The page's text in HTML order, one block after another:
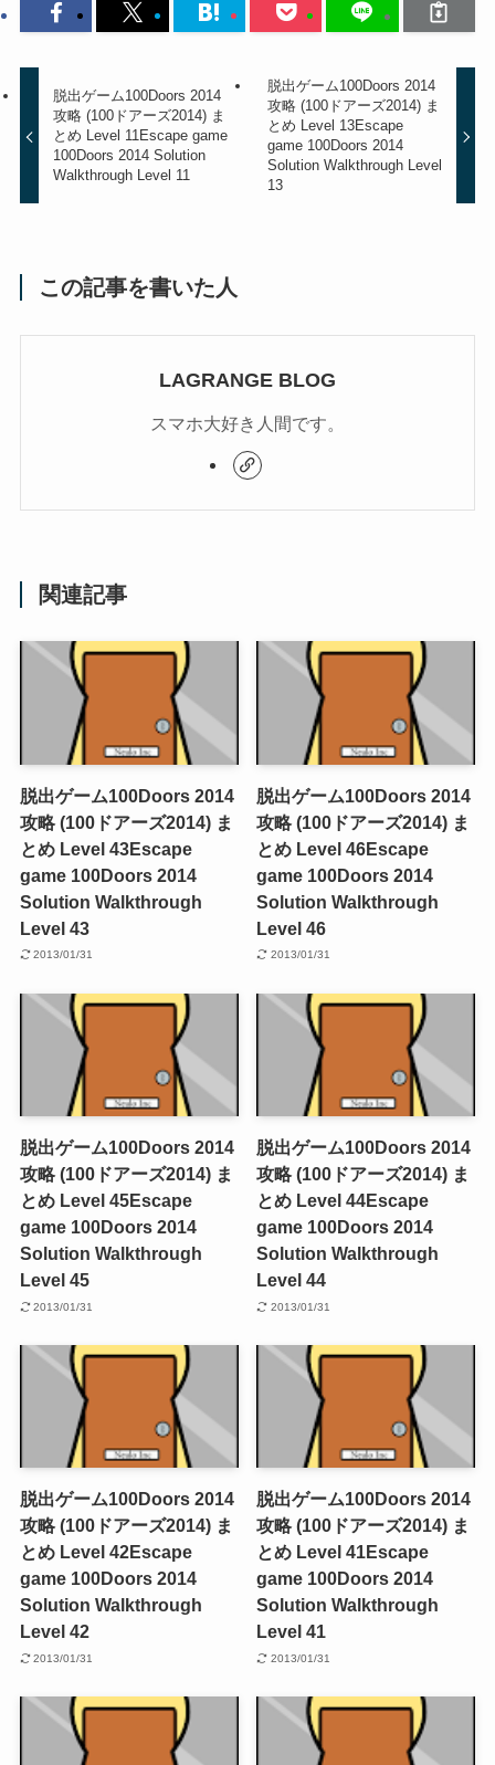
脱出ゲーム100Doors 2014
攻略 (100ドアーズ2014) ま
とめ Level 11Escape game
100Doors 2014 Solution
Walkthrough Level 11
脱出ゲーム100Doors 2014
攻略 (100ドアーズ2014) ま
とめ Level 13Escape
game 100Doors 2014
Solution Walkthrough Level
13
この記事を書いた人
LAGRANGE BLOG
スマホ大好き人間です。
関連記事
脱出ゲーム100Doors 2014
攻略 (100ドアーズ2014) ま
とめ Level 43Escape
game 100Doors 2014
Solution Walkthrough
Level 43
2013/01/31
脱出ゲーム100Doors 2014
攻略 (100ドアーズ2014) ま
とめ Level 46Escape
game 100Doors 2014
Solution Walkthrough
Level 46
2013/01/31
脱出ゲーム100Doors 2014
攻略 (100ドアーズ2014) ま
とめ Level 45Escape
game 100Doors 2014
Solution Walkthrough
Level 45
2013/01/31
脱出ゲーム100Doors 2014
攻略 (100ドアーズ2014) ま
とめ Level 44Escape
game 100Doors 2014
Solution Walkthrough
Level 44
2013/01/31
脱出ゲーム100Doors 2014
攻略 (100ドアーズ2014) ま
とめ Level 42Escape
game 100Doors 2014
Solution Walkthrough
Level 42
2013/01/31
脱出ゲーム100Doors 2014
攻略 (100ドアーズ2014) ま
とめ Level 41Escape
game 100Doors 2014
Solution Walkthrough
Level 41
2013/01/31